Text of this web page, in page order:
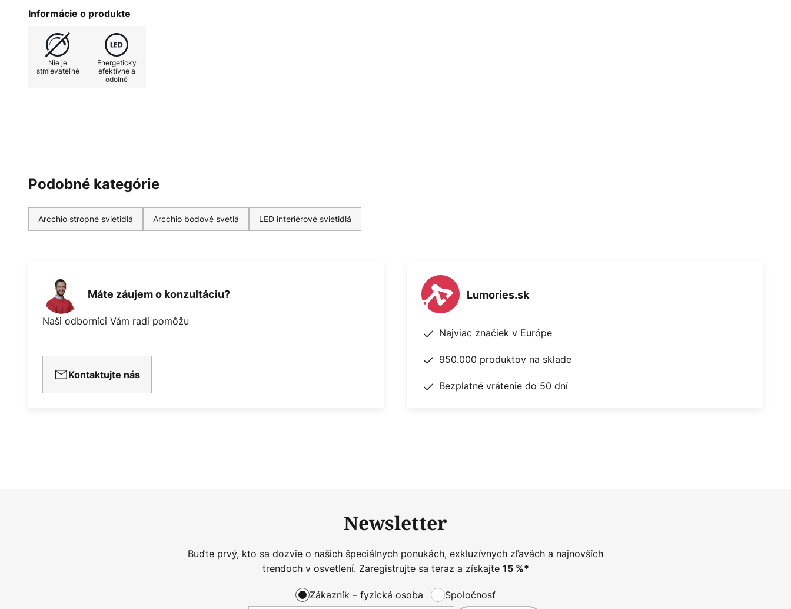
komerčných priestoroch. Zodpovedajúci ovládač je možné
objednať samostatne prostredníctvom príslušenstva. Špeciálne
vlastnosti - teplá biela teplota farby (3 000 K) - možnosť
stmievania pomocou externého stmievača (fázový stmievač na
koncovej hrane) - efektívny uhol vyžarovania - tlakovo liaty hliník
so štýlovou povrchovou úpravou
Informácie o produkte
Nie je
stmievateľné
Energeticky
efektívne a
odolné
Podobné kategórie
Arcchio stropné svietidlá Arcchio bodové svetlá LED interiérové svietidlá
Máte záujem o konzultáciu?
Naši odborníci Vám radi pomôžu
Kontaktujte nás
Lumories.sk
Najviac značiek v Európe
950.000 produktov na sklade
Bezplatné vrátenie do 50 dní
Newsletter
Buďte prvý, kto sa dozvie o našich špeciálnych ponukách, exkluzívnych zľavách a najnovších
trendoch v osvetlení. Zaregistrujte sa teraz a získajte 15%*
Zákazník – fyzická osoba Spoločnosť